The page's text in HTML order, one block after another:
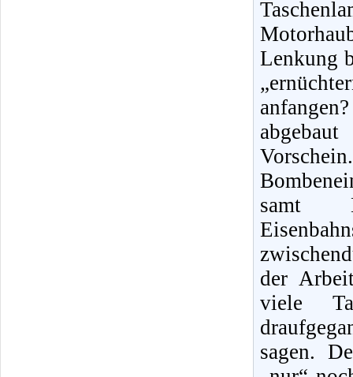
Lenkung
samt
der
viele
sagen.